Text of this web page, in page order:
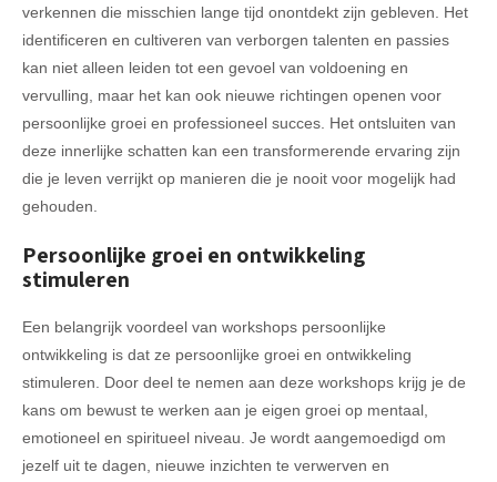
verkennen die misschien lange tijd onontdekt zijn gebleven. Het
identificeren en cultiveren van verborgen talenten en passies
kan niet alleen leiden tot een gevoel van voldoening en
vervulling, maar het kan ook nieuwe richtingen openen voor
persoonlijke groei en professioneel succes. Het ontsluiten van
deze innerlijke schatten kan een transformerende ervaring zijn
die je leven verrijkt op manieren die je nooit voor mogelijk had
gehouden.
Persoonlijke groei en ontwikkeling
stimuleren
Een belangrijk voordeel van workshops persoonlijke
ontwikkeling is dat ze persoonlijke groei en ontwikkeling
stimuleren. Door deel te nemen aan deze workshops krijg je de
kans om bewust te werken aan je eigen groei op mentaal,
emotioneel en spiritueel niveau. Je wordt aangemoedigd om
jezelf uit te dagen, nieuwe inzichten te verwerven en